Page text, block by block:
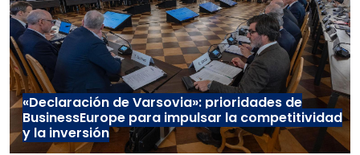
«Declaración de Varsovia»: prioridades de
BusinessEurope para impulsar la competitividad
y la inversión